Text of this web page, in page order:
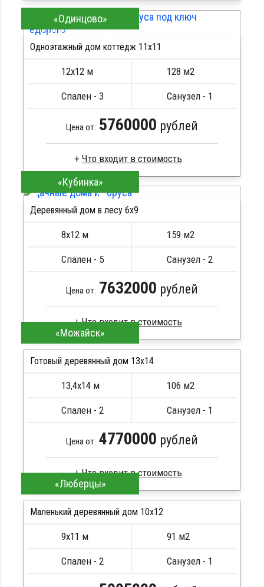
Брус естественной влажности
Стропила, балки 50х200 мм
Кровля металлочерепица
Метизы, саморезы, гвозди
Сборка на березовые нагеля, джут
ПОДРОБНЕЕ
«Одинцово»
Одноэтажный дом коттедж 11х11
12х12 м 128 м2
Спален - 3 Санузел - 1
Цена от: 5760000 рублей
Профилированный брус
Стропила, балки 50х200 мм
Кровля металлочерепица
Сборка на березовые нагеля, джут
Металлические сваи 108 диаметр
ПОДРОБНЕЕ
«Кубинка»
Деревянный дом в лесу 6x9
8х12 м 159 м2
Спален - 5 Санузел - 2
Цена от: 7632000 рублей
Профилированный брус
Стропила, балки 50х200 мм
Метизы, саморезы, гвозди
Сборка на березовые нагеля, джут
ПОДРОБНЕЕ
«Можайск»
Готовый деревянный дом 13х14
13,4х14 м 106 м2
Спален - 2 Санузел - 1
Цена от: 4770000 рублей
Брус камерной сушки
Стропила, балки 50х200 мм
Метизы, саморезы, гвозди
Сборка на березовые нагеля, джут
«Люберцы»
Маленький деревянный дом 10х12
9х11 м 91 м2
Спален - 2 Санузел - 1